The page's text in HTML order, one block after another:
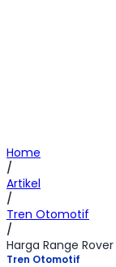
Home
/
Artikel
/
Tren Otomotif
/
Harga Range
Tren Otomotif